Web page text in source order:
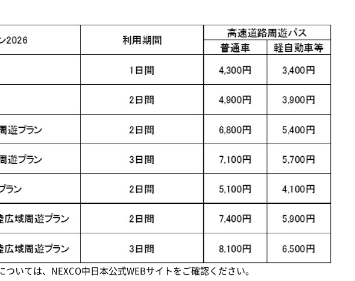
いては、NEXCO中日本公式WEBサイトをご確認ください。